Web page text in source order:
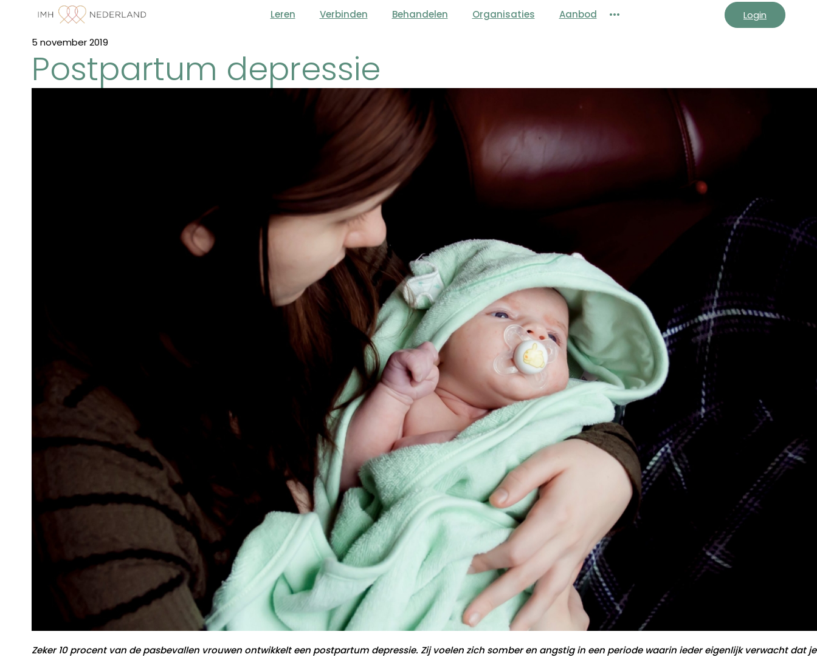
Leren Verbinden Behandelen Organisaties Aanbod ••• Login
5 november 2019
Postpartum depressie
Zeker 10 procent van de pasbevallen vrouwen ontwikkelt een postpartum depressie. Zij voelen zich somber en angstig in een periode waarin ieder eigenlijk verwacht dat je